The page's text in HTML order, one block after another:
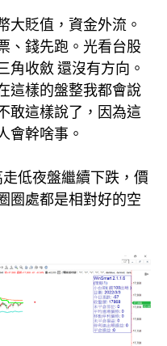
大貶值，資金外流。
、錢先跑。光看台股
角收斂 還沒有方向。
這樣的盤整我都會說
敢這樣說了，因為這
會幹啥事。
低夜盤繼續下跌，價
圈處都是相對好的空